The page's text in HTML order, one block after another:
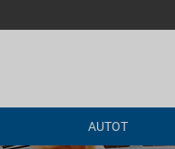
AUTOT